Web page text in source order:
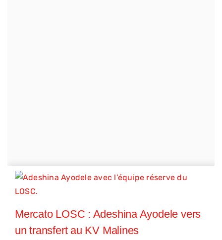
Mercato LOSC : Adeshina Ayodele vers
un transfert au KV Malines